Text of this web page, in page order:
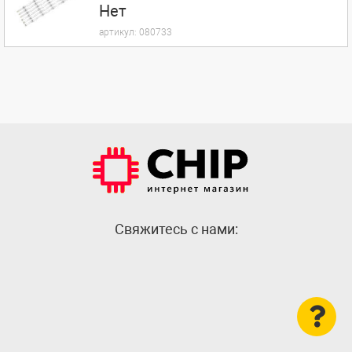
Нет
артикул: 080733
Cвяжитесь с нами: